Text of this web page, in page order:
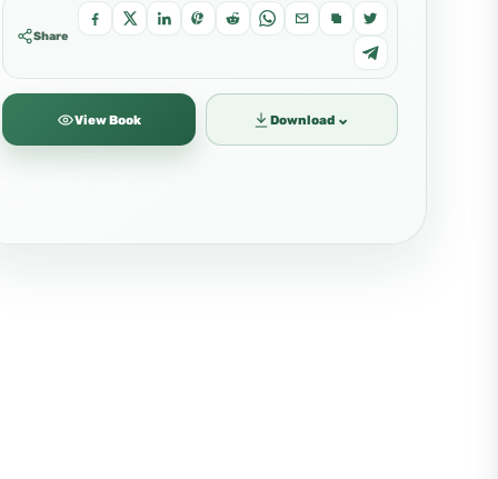
Share
View Book Download ⌄